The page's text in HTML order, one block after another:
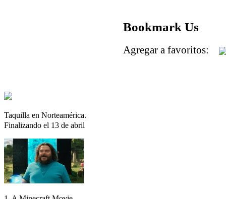
Taquilla en Norteamérica.
Finalizando el 13 de abril
Bookmark Us
Agregar a favoritos: